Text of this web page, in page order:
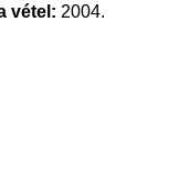
vétel: 2004.